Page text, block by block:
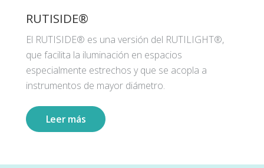
RUTISIDE®
El RUTISIDE® es una versión del RUTILIGHT®,
que facilita la iluminación en espacios
especialmente estrechos y que se acopla a
instrumentos de mayor diámetro.
Leer más